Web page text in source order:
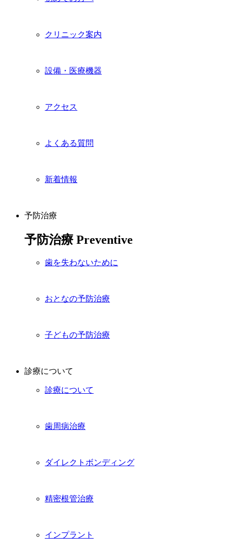
クリニック案内
設備・医療機器
アクセス
よくある質問
新着情報
予防治療
予防治療 Preventive
歯を失わないために
おとなの予防治療
子どもの予防治療
診療について
診療について
歯周病治療
ダイレクトボンディング
精密根管治療
インプラント